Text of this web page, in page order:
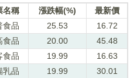
名稱 漲跌幅(%)
最新價
食品 25.53
16.72
食品 20.00
45.48
食品 19.99
16.63
乳品 19.99
30.01